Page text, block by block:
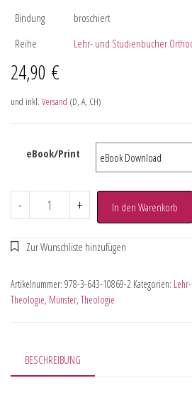
Bindung
broschiert
Reihe
Lehr- und Studienbücher
24,90 €
und inkl. Versand (D, A, CH)
eBook/Print
- + In den Warenkorb
Artikelnummer: 978-3-643-10869-2 Kategorien:
Theologie, Münster, Theologie
BESCHREIBUNG